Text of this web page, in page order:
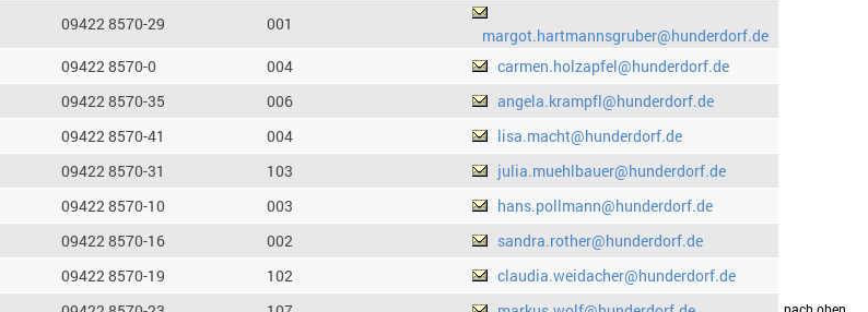
09422 8570-29 001
margot.hartmannsgruber@hunderdorf.de
09422 8570-0 004
carmen.holzapfel@hunderdorf.de
09422 8570-35 006
angela.krampfl@hunderdorf.de
09422 8570-41 004
lisa.macht@hunderdorf.de
09422 8570-31 103
julia.muehlbauer@hunderdorf.de
09422 8570-10 003
hans.pollmann@hunderdorf.de
09422 8570-16 002
sandra.rother@hunderdorf.de
09422 8570-19 102
claudia.weidacher@hunderdorf.de